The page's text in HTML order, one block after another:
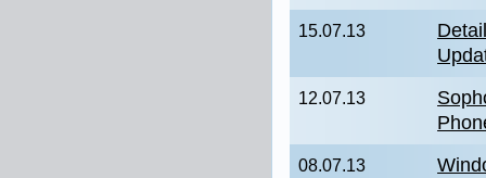
15.07.13
12.07.13
08.07.13